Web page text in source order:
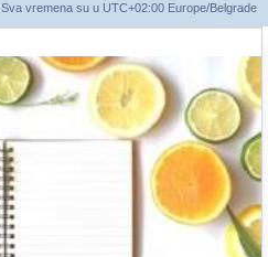
Sva vremena su u UTC+02:00 Europe/Belgrade